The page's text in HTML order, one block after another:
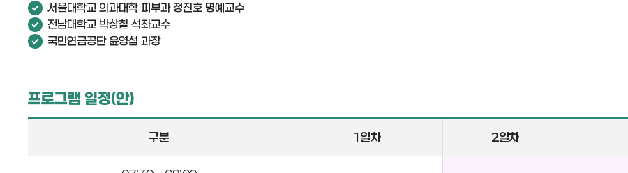
서울대학교 의과대학 피부과 정진호 명예교수
전남대학교 박상철 석좌교수
국민연금공단 윤영섭 과장
프로그램 일정(안)
구분 1일차 2일차